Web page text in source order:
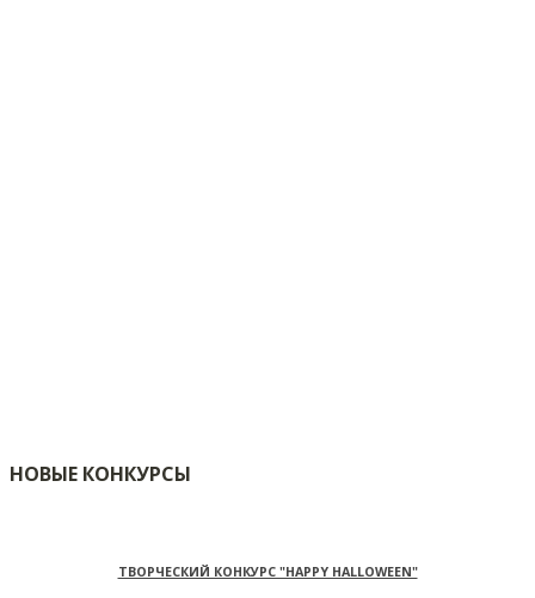
НОВЫЕ КОНКУРСЫ
ТВОРЧЕСКИЙ КОНКУРС "HAPPY HALLOWEEN"